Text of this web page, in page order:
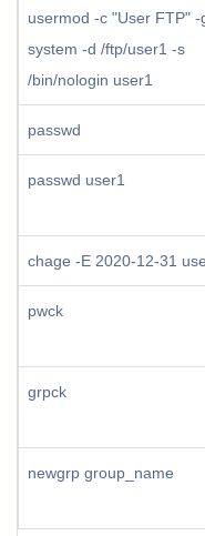
usermod -c "User FTP" -
system -d /ftp/user1 -s
/bin/nologin user1
passwd
passwd user1
chage -E 2020-12-31
pwck
grpck
newgrp group_name